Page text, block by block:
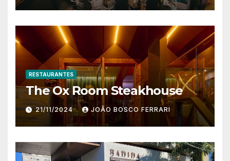
RESTAURANTES
The Ox Room Steakhouse
21/11/2024 JOÃO BOSCO FERRARI